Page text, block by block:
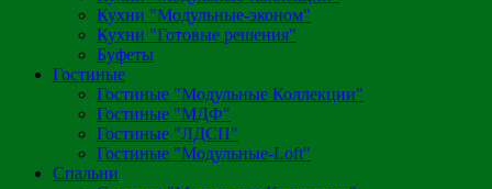
Кухни "Модульные-эконом"
Кухни "Готовые решения"
Буфеты
Гостиные
Гостиные "Модульные Коллекции"
Гостиные "МДФ"
Гостиные "ЛДСП"
Гостиные "Модульные-Loft"
Спальни